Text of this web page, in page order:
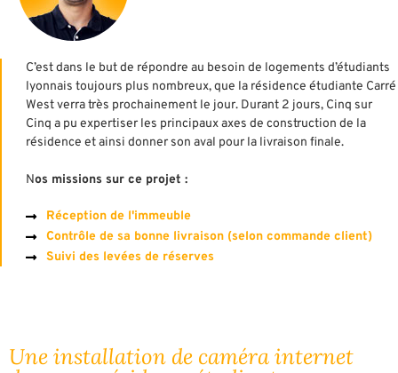
C’est dans le but de répondre au besoin de logements d’étudiants
lyonnais toujours plus nombreux, que la résidence étudiante Carré
West verra très prochainement le jour. Durant 2 jours, Cinq sur
Cinq a pu expertiser les principaux axes de construction de la
résidence et ainsi donner son aval pour la livraison finale.
Nos missions sur ce projet :
Réception de l'immeuble
Contrôle de sa bonne livraison (selon commande client)
Suivi des levées de réserves
Une installation de caméra internet